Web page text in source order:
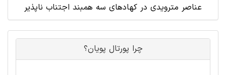
عناصر مترویدی در کهادهای سه همبند اجتناب ناپذیر
چرا پورتال پویان؟